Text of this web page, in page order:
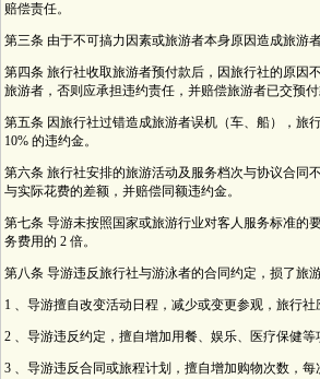
赔偿责任。
第三条 由于不可搞力因素或旅游者本身原因造成旅游
第四条 旅行社收取旅游者预付款后，因旅行社的原因
旅游者，否则应承担违约责任，并赔偿旅游者已交预付
第五条 因旅行社过错造成旅游者误机（车、船），旅
10% 的违约金。
第六条 旅行社安排的旅游活动及服务档次与协议合同
与实际花费的差额，并赔偿同额违约金。
第七条 导游未按照国家或旅游行业对客人服务标准的
务费用的 2 倍。
第八条 导游违反旅行社与游泳者的合同约定，损了旅
1 、导游擅自改变活动日程，减少或变更参观，旅行
2 、导游违反约定，擅自增加用餐、娱乐、医疗保健
3 、导游违反合同或旅程计划，擅自增加购物次数，